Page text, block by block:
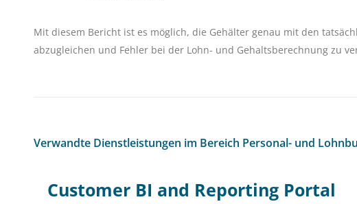
Mit diesem Bericht ist es möglich, die Gehälter genau mit den
abzugleichen und Fehler bei der Lohn- und Gehaltsberechnung zu
Verwandte Dienstleistungen im Bereich Personal- und
Customer BI and Reporting Portal